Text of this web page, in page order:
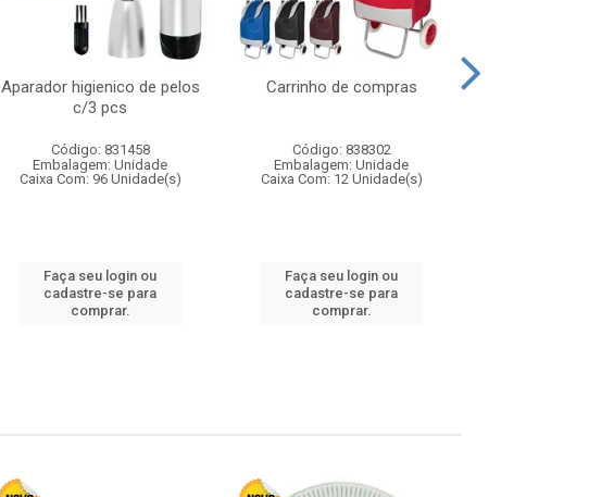
Aparador higienico de pelos
c/3 pcs
Código: 831458
Embalagem: Unidade
Caixa Com: 96 Unidade(s)
Faça seu login ou
cadastre-se para
comprar.
Carrinho de compras
Código: 838302
Embalagem: Unidade
Caixa Com: 12 Unidade(s)
Faça seu login ou
cadastre-se para
comprar.